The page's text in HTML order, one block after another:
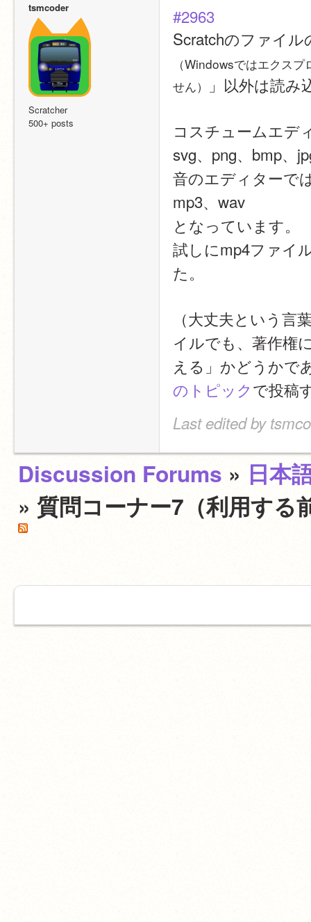
tsmcoder
Scratcher
500+ posts
#2963
Scratchのファイ
（Windowsではエクス
せん）
」以外は読み
コスチュームエデ
svg、png、bmp、
音のエディターで
mp3、wav
となっています。
試しにmp4ファイ
た。
（大丈夫という
イルでも、著作権
える」かどうかで
のトピックで投稿
Last edited by
Discussion Forums » 日本
» 質問コーナー7（利用する